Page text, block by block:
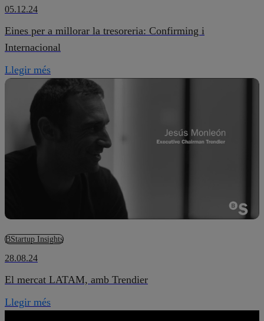
05.12.24
Eines per a millorar la tresoreria: Confirming i
Internacional
Llegir més
BStartup Insights
28.08.24
El mercat LATAM, amb Trendier
Llegir més